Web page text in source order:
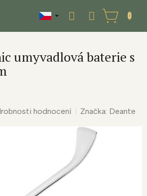
NÁKUPNÍ
KOŠÍK
umyvadlová baterie s
hodnocení Značka: Deante